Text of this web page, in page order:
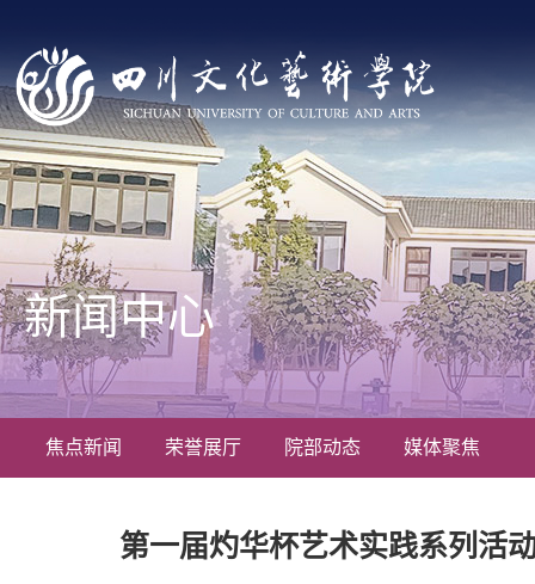
焦点新闻 荣誉展厅 院部动态 媒体聚焦
新闻中心
第一届灼华杯艺术实践系列活